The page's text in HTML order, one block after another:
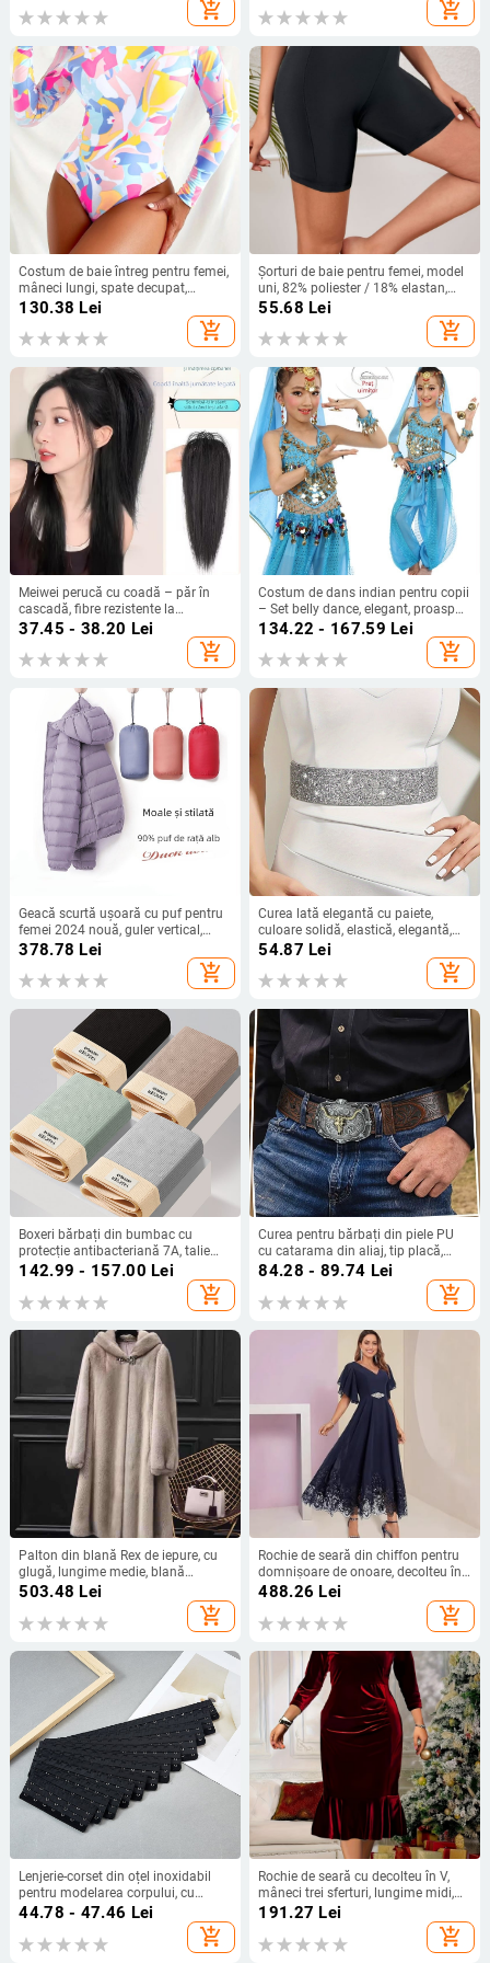
metalică pătrată
add_shopping_cart
model 3111, poate fi vopsită
add_shopping_cart
Costum de baie întreg pentru femei,
mâneci lungi, spate decupat,
imprimeu sexy, țesătură 85%
poliester / 15% elastan, căptușeală
95% poliester / 5% elastan, cu bureți
130.38 Lei
add_shopping_cart
Șorturi de baie pentru femei, model
uni, 82% poliester / 18% elastan,
țesătură poliester, stil briefs
55.68 Lei
add_shopping_cart
Meiwei perucă cu coadă – păr în
cascadă, fibre rezistente la
temperatură înaltă, necompatibilă
cu vopsirea la temperatură, pentru
femei
37.45 - 38.20 Lei
add_shopping_cart
Costum de dans indian pentru copii
– Set belly dance, elegant, proaspăt
și dulce, Primăvara 2025, chiffon,
134.22 - 167.59 Lei
add_shopping_cart
Geacă scurtă ușoară cu puf pentru
femei 2024 nouă, guler vertical,
glugă, mărimea 90, haină de iarnă
378.78 Lei
add_shopping_cart
Curea lată elegantă cu paiete,
culoare solidă, elastică, elegantă,
pentru rochie, jachetă clasică, talie
54.87 Lei
add_shopping_cart
Boxeri bărbați din bumbac cu
protecție antibacteriană 7A, talie
medie, uscare rapidă și respirabili
142.99 - 157.00 Lei
add_shopping_cart
Curea pentru bărbați din piele PU
cu catarama din aliaj, tip placă,
finisaj embosat, design original
84.28 - 89.74 Lei
add_shopping_cart
Palton din blană Rex de iepure, cu
glugă, lungime medie, blană
groasă, mărime mare, pentru
503.48 Lei
add_shopping_cart
Rochie de seară din chiffon pentru
domnișoare de onoare, decolteu în
V adânc, dantelă, mâneci scurte,
488.26 Lei
add_shopping_cart
Lenjerie-corset din oțel inoxidabil
pentru modelarea corpului, cu
catarame 7-18, catarame extinse și
44.78 - 47.46 Lei
add_shopping_cart
Rochie de seară cu decolteu în V,
mâneci trei sferturi, lungime midi,
catifea coreeană, 95% poliester +
5% spandex, croi tricot, stil retro
literar, primăvara 2025
191.27 Lei
add_shopping_cart